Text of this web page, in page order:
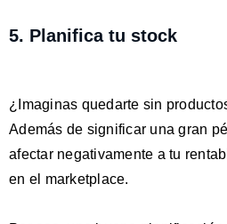
5. Planifica tu stock
¿Imaginas quedarte sin
Además de significar una gran
afectar negativamente a tu
en el marketplace.